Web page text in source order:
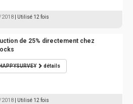
| Utilisé 12 fois
de 25% directement chez
détails
| Utilisé 12 fois